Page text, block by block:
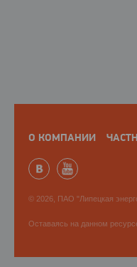
О КОМПАНИИ
© 2026, ПАО "Липецкая
Оставаясь на данном